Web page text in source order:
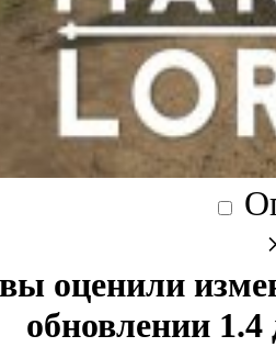
оценили
обновлении